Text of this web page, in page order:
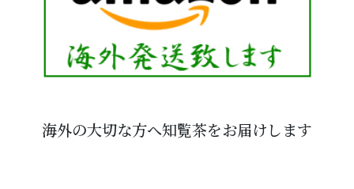
海外の大切な方へ知覧茶をお届けします